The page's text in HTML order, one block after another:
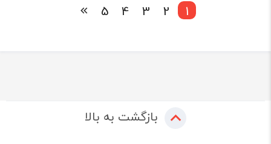
1
2
3
4
5
بازگشت به بالا